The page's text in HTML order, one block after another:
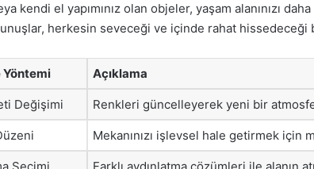
kendi el yapımınız olan objeler, yaşam alanınızı
herkesin seveceği ve içinde rahat hissedeceği
Yöntemi Açıklama
Değişimi Renkleri güncelleyerek yeni bir
Mekanınızı işlevsel hale getirmek için